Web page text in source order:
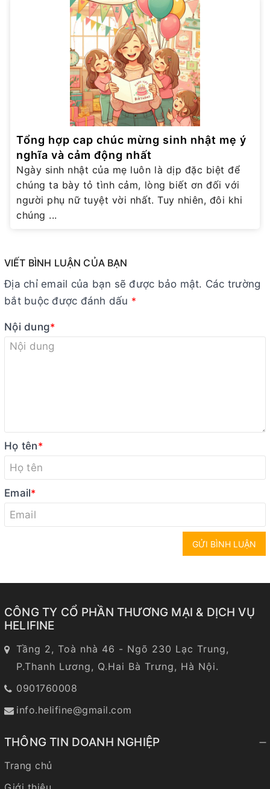
Tổng hợp cap chúc mừng sinh nhật mẹ ý
nghĩa và cảm động nhất
Ngày sinh nhật của mẹ luôn là dịp đặc biệt để
chúng ta bày tỏ tình cảm, lòng biết ơn đối với
người phụ nữ tuyệt vời nhất. Tuy nhiên, đôi khi
chúng ...
VIẾT BÌNH LUẬN CỦA BẠN
Địa chỉ email của bạn sẽ được bảo mật. Các trường
bắt buộc được đánh dấu *
Nội dung*
Họ tên*
Email*
GỬI BÌNH LUẬN
CÔNG TY CỔ PHẦN THƯƠNG MẠI & DỊCH VỤ
HELIFINE
Tầng 2, Toà nhà 46 - Ngõ 230 Lạc Trung,
P.Thanh Lương, Q.Hai Bà Trưng, Hà Nội.
0901760008
info.helifine@gmail.com
THÔNG TIN DOANH NGHIỆP
Trang chủ